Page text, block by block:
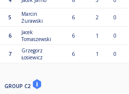
5
Marcin
Żurawski
6 2 0
6
Jacek
Tomaszewski
6 1 0
7
Grzegorz
Łosiewicz
6 1 0
GROUP C2